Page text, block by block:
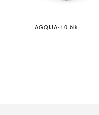
AGQUA-10 blk